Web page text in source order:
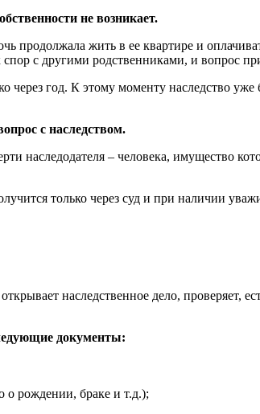
не возникает.
продолжала жить в ее квартире и
с другими родственниками, и вопрос
через год. К этому моменту наследство
с наследством.
наследодателя – человека, имущество
только через суд и при наличии
наследственное дело, проверяет,
документы:
о рождении, браке и т.д.);